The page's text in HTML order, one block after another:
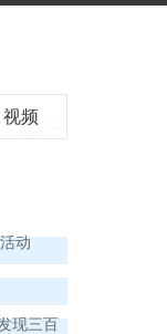
视频
动
现三百